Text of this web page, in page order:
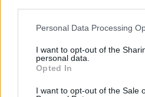
Please note that this website/app
not limited to your visit or usage
grant or deny consent to Google
use your data for below specified
consent section.
Personal Data Processing
I want to opt-out of the
personal data.
Opted In
I want to opt-out of the Sale